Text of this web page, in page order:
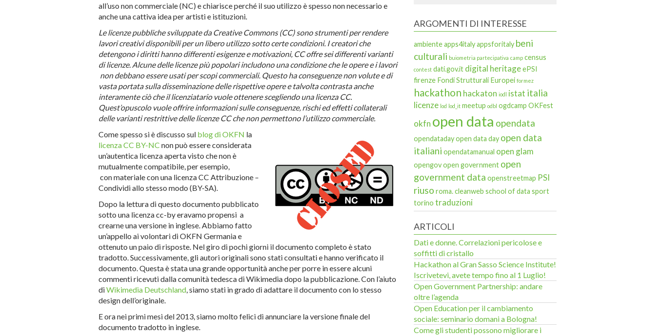
all’uso non commerciale (NC) e chiarisce perché il suo utilizzo è spesso non necessario e
anche una cattiva idea per artisti e istituzioni.
Le licenze pubbliche sviluppate da Creative Commons (CC) sono strumenti per rendere
lavori creatividisponibiliper un libero utilizzo sotto certe condizioni. I creatori che
detengono i diritti hanno differenti esigenze e motivazioni, CC offre sei differenti varianti
di licenze. Alcune delle licenze più popolari includono una condizione che le opere e i lavori
non debbano essere usati per scopi commerciali. Questo ha conseguenze non volute e di
vasta portata sulla disseminazione delle rispettive opere e talvolta contrasta anche
interamente ciò che il licenziatario vuole ottenere scegliendo una licenza CC.
Quest’opuscolo vuole offrire informazioni sulle conseguenze, rischi ed effetti collaterali
delle varianti restrittive delle licenze CC che non permettono l’utilizzo commerciale.
Come spesso si è discusso sul blog di OKFN la
licenza CC BY-NC non può essere considerata
un’autentica licenza aperta visto che non è
mutualmente compatibile, per esempio,
con materiale con una licenza CC Attribuzione –
Condividi allo stesso modo (BY-SA).
Dopo la lettura di questo documento pubblicato
sotto una licenza cc-by eravamo propensi a
crearne una versione in inglese. Abbiamo fatto
un’appello ai volontari di OKFN Germania e
ottenuto un paio di risposte. Nel giro di pochi giorni il documento completo è stato
tradotto. Successivamente, gli autori originali sono stati consultati e hanno verificato il
documento. Questa è stata una grande opportunità anche per porre in essere alcuni
commenti ricevuti dalla comunità tedesca di Wikimedia dopo la pubblicazione. Con l’aiuto
diWikimedia Deutschland, siamo stati in grado di adattare il documento con lo stesso
design dell’originale.
E ora nei primi mesi del 2013, siamo molto felici di annunciare la versione finale del
documento tradotto in inglese.
ARGOMENTI DI INTERESSE
ambienteapps4italyappsforitaly beni
culturali buiometria partecipativa camp census
contest dati.gov.it digital heritageePSI
firenze Fondi Strutturali Europei formez
hackathon hackaton iodl istat italia
licenze lod lod_it meetup odbl ogdcamp OKFest
okfn open data opendata
opendatadayopen data day open data
italiani opendatamanual open glam
opengovopen government open
government data openstreetmap PSI
riuso roma. cleanweb school of data sport
torino traduzioni
ARTICOLI
Dati e donne. Correlazioni pericolose e
soffitti di cristallo
Hackathon al Gran Sasso Science Institute!
Iscrivetevi, avete tempo fino al 1 Luglio!
Open Government Partnership: andare
oltre l’agenda
Open Education per il cambiamento
sociale: seminario domani a Bologna!
Come gli studenti possono migliorare i